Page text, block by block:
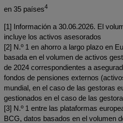
en 35 países4
[1] Información a 30.06.2026. El
incluye los activos asesorados
[2] N.º 1 en ahorro a largo plazo en
basada en el volumen de activos
de 2024 correspondientes a
fondos de pensiones externos
mundial, en el caso de las gestoras
gestionados en el caso de las
[3] N.º 1 entre las plataformas
BCG, datos basados en el volumen